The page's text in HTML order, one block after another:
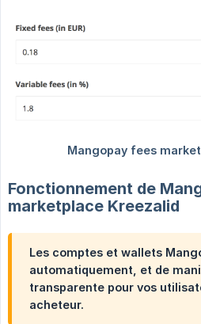
Fonctionnement de
marketplace Kreezalid
Les comptes et wallets
automatiquement , et de
transparente pour vos
acheteur.